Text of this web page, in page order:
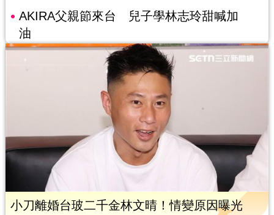
AKIRA父親節來台 兒子學林志玲甜喊加
油
小刀離婚台玻二千金林文晴！情變原因曝光